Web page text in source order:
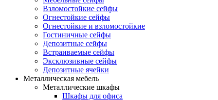
Взломостойкие сейфы
Огнестойкие сейфы
Огнестойкие и взломостойкие
Гостиничные сейфы
Депозитные сейфы
Встраиваемые сейфы
Эксклюзивные сейфы
Депозитные ячейки
Металлическая мебель
Металлические шкафы
Шкафы для офиса